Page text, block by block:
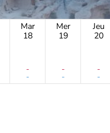
Mar
18
-
-
Mer
19
-
-
Jeu
20
-
-